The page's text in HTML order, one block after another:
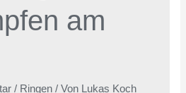
am
/ Ringen / Von Lukas Koch